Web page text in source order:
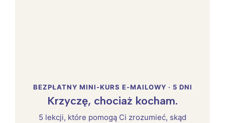
BEZPŁATNY MINI-KURS E-MAILOWY · 5 DNI
Krzyczę, chociaż kocham.
5 lekcji, które pomogą Ci zrozumieć, skąd